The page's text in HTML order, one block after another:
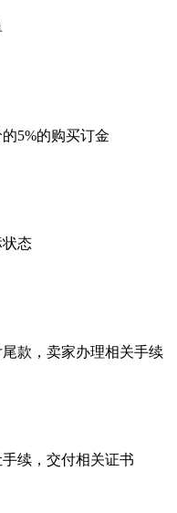
5%的购买订金
态
款，卖家办理相关手续
续，交付相关证书